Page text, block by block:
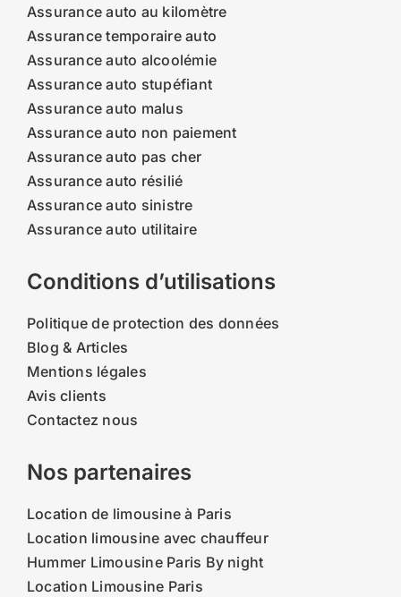
Assurance auto au kilomètre
Assurance temporaire auto
Assurance auto alcoolémie
Assurance auto stupéfiant
Assurance auto malus
Assurance auto non paiement
Assurance auto pas cher
Assurance auto résilié
Assurance auto sinistre
Assurance auto utilitaire
Conditions d’utilisations
Politique de protection des données
Blog & Articles
Mentions légales
Avis clients
Contactez nous
Nos partenaires
Location de limousine à Paris
Location limousine avec chauffeur
Hummer Limousine Paris By night
Location Limousine Paris